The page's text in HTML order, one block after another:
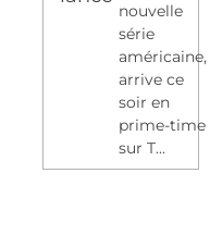
nouvelle
série
américaine,
arrive ce
soir en
prime-time
sur T...